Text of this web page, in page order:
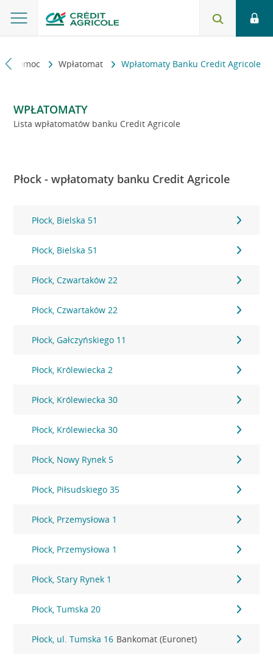
i pomoc Wpłatomat Wpłatomaty Banku Credit Agricole
WPŁATOMATY
Lista wpłatomatów banku Credit Agricole
Płock - wpłatomaty banku Credit Agricole
Płock, Bielska 51
Płock, Bielska 51
Płock, Czwartaków 22
Płock, Czwartaków 22
Płock, Gałczyńskiego 11
Płock, Królewiecka 2
Płock, Królewiecka 30
Płock, Królewiecka 30
Płock, Nowy Rynek 5
Płock, Piłsudskiego 35
Płock, Przemysłowa 1
Płock, Przemysłowa 1
Płock, Stary Rynek 1
Płock, Tumska 20
Płock, ul. Tumska 16 Bankomat (Euronet)